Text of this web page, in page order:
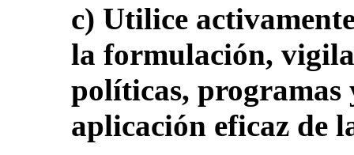
c) Utilice
la formulación,
políticas, programas
aplicación eficaz de